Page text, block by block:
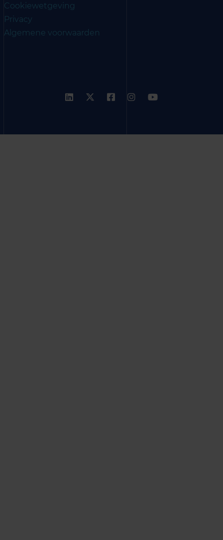
Cookiewetgeving
Privacy
Algemene voorwaarden